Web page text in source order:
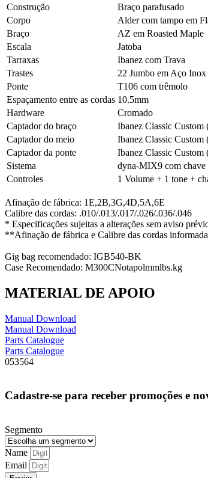
Construção
Braço parafusado
Corpo
Alder com tampo em
Braço
AZ em Roasted Maple
Escala
Jatoba
Tarraxas
Ibanez com Trava
Trastes
22 Jumbo em Aço Inox
Ponte
T106 com trêmolo
Espaçamento entre as cordas 10.5mm
Hardware
Cromado
Captador do braço
Ibanez Classic Custom
Captador do meio
Ibanez Classic Custom
Captador da ponte
Ibanez Classic Custom
Sistema
dyna-MIX9 com
Controles
1 Volume + 1 tone +
Afinação de fábrica: 1E,2B,3G,4D,5A,6E
Calibre das cordas: .010/.013/.017/.026/.036/.046
* Especificações sujeitas a alterações sem aviso
**Afinação de fábrica e Calibre das cordas
Gig bag recomendado: IGB540-BK
Case Recomendado: M300CNotapolmmlbs.kg
MATERIAL DE APOIO
Manual Download
Manual Download
Parts Catalogue
Parts Catalogue
053564
Cadastre-se para receber promoções e
Segmento
Name
Email